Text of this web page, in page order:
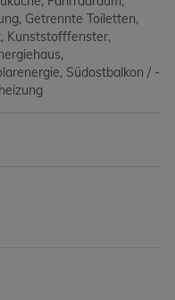
Getrennte Toiletten
Kunststofffenster
Südostbalkon / -